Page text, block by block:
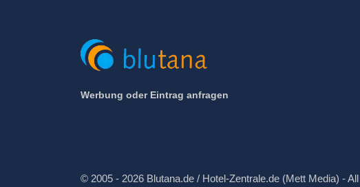
Werbung oder Eintrag anfragen
© 2005 - 2026 Blutana.de / Hotel-Zentrale.de (Mett Media) -